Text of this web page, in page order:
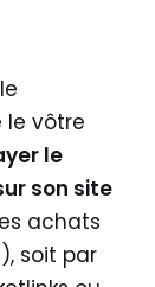
le vôtre
le
son site
achats
soit par